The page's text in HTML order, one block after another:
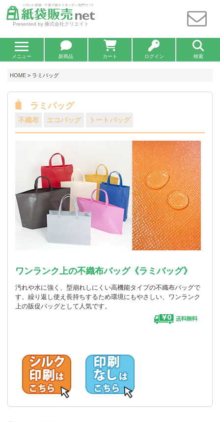
Presented by 株式会社クリエイト
メニュー 新商品 カート ログイン 検索
HOME > ラミバッグ
ラミバッグ
不織布 エコバッグ トートバッグ
ワンランク上の不織布バッグ《ラミバッグ》
汚れや水に強く、型崩れしにくい高機能タイプの不織布バッグで
す。繰り返し使え長持ちするため環境にもやさしい、ワンランク
上の販促バッグとして人気です。